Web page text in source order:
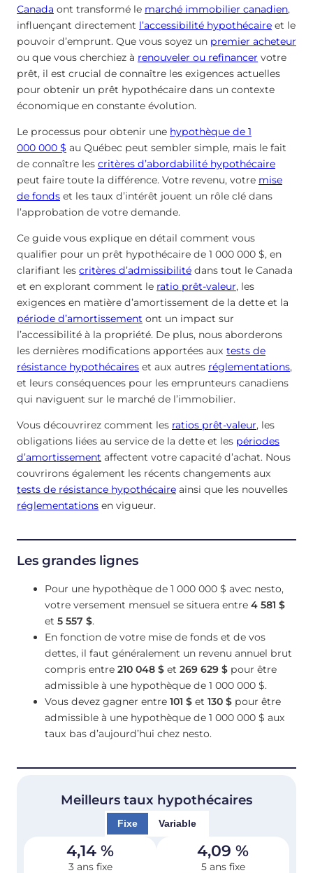
Canada ont transformé le marché immobilier canadien,
influençant directement l’accessibilité hypothécaire et le
pouvoir d’emprunt. Que vous soyez un premier acheteur
ou que vous cherchiez à renouveler ou refinancer votre
prêt, il est crucial de connaître les exigences actuelles
pour obtenir un prêt hypothécaire dans un contexte
économique en constante évolution.
Le processus pour obtenir une hypothèque de 1
000 000 $ au Québec peut sembler simple, mais le fait
de connaître les critères d’abordabilité hypothécaire
peut faire toute la différence. Votre revenu, votre mise
de fonds et les taux d’intérêt jouent un rôle clé dans
l’approbation de votre demande.
Ce guide vous explique en détail comment vous
qualifier pour un prêt hypothécaire de 1 000 000 $, en
clarifiant les critères d’admissibilité dans tout le Canada
et en explorant comment le ratio prêt-valeur, les
exigences en matière d’amortissement de la dette et la
période d’amortissement ont un impact sur
l’accessibilité à la propriété. De plus, nous aborderons
les dernières modifications apportées aux tests de
résistance hypothécaires et aux autres réglementations,
et leurs conséquences pour les emprunteurs canadiens
qui naviguent sur le marché de l’immobilier.
Vous découvrirez comment les ratios prêt-valeur, les
obligations liées au service de la dette et les périodes
d’amortissement affectent votre capacité d’achat. Nous
couvrirons également les récents changements aux
tests de résistance hypothécaire ainsi que les nouvelles
réglementations en vigueur.
Les grandes lignes
Pour une hypothèque de 1 000 000 $ avec nesto,
votre versement mensuel se situera entre 4 581 $
et 5 557 $.
En fonction de votre mise de fonds et de vos
dettes, il faut généralement un revenu annuel brut
compris entre 210 048 $ et 269 629 $ pour être
admissible à une hypothèque de 1 000 000 $.
Vous devez gagner entre 101 $ et 130 $ pour être
admissible à une hypothèque de 1 000 000 $ aux
taux bas d’aujourd’hui chez nesto.
Meilleurs taux hypothécaires
Fixe Variable
4,14 %
3 ans fixe
4,09 %
5 ans fixe